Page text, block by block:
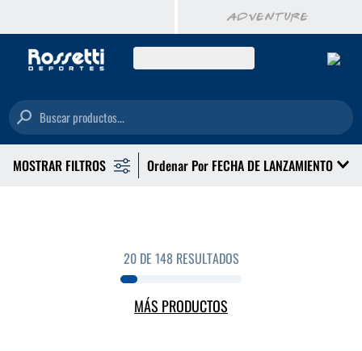
Buscar productos...
Ordenar Por FECHA DE LANZAMIENTO
20 DE 148 RESULTADOS